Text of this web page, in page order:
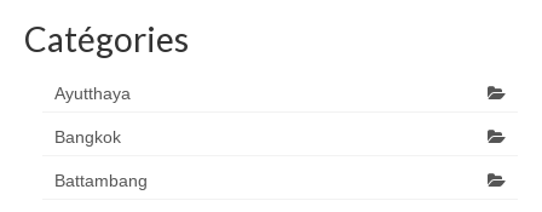
Catégories
Ayutthaya
Bangkok
Battambang